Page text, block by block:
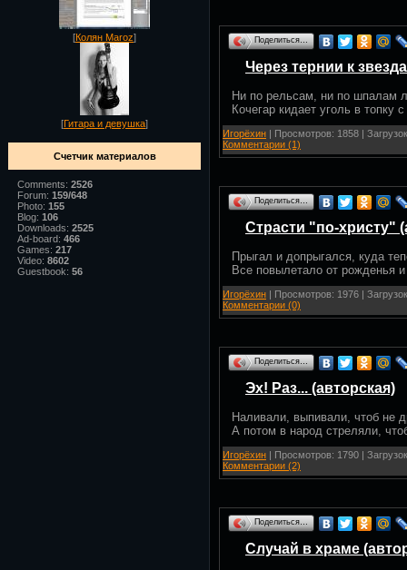
[Колян Maroz]
[Гитара и девушка]
Счетчик материалов
Comments: 2526
Forum: 159/648
Photo: 155
Blog: 106
Downloads: 2525
Ad-board: 466
Games: 217
Video: 8602
Guestbook: 56
Поделиться…
Через тернии к
Ни по рельсам, ни по шпалам
Кочегар кидает уголь в топку
Игорёхин | Просмотров: 1858 |
Комментарии (1)
Поделиться…
Страсти "по-христу"
Прыгал и допрыгался, куда
Все повылетало от рожденья
Игорёхин | Просмотров: 1976 |
Комментарии (0)
Поделиться…
Эх! Раз... (авторская)
Наливали, выпивали, чтоб не
А потом в народ стреляли,
Игорёхин | Просмотров: 1790 |
Комментарии (2)
Поделиться…
Случай в храме